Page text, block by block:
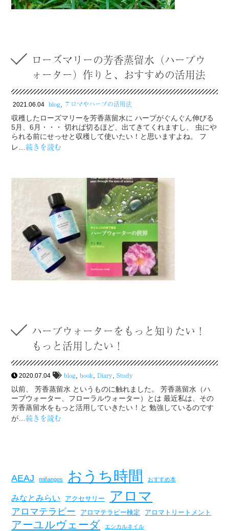
ローズマリーの芳香蒸留水（ハーブウ
ォーター）作りと、おすすめの活用法
2021.06.04 blog アロマやハーブの活用法
収穫したローズマリーを芳香蒸留水に ハーブがぐんぐん伸びる
5月、6月・・・ 切れば切るほど、出てきてくれますし、 虫にや
られる前にせっせと収穫して使いたい！と思いますよね。 フ
レ…続きを読む
ハーブウォーターをもっと知りたい！
もっと活用したい！
2020.07.04 blog ,book ,Diary ,Study
以前、 芳香蒸留水 というものに触れました。 芳香蒸留水（ハ
ーブウォーター、フローラルウォーター）とは 最近私は、その
芳香蒸留水をもっと活用していきたい！と 勉強しているのです
が…続きを読む
AEAJ miñangos おうち時間 おすすめ本
みなとみらい アクセサリー アロマ
アロマテラピー アロマテラピー検定 アロマトリートメント
アーユルヴェーダ エシカルネイル